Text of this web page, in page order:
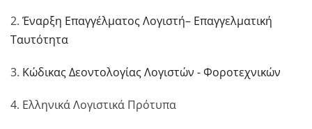
2. Έναρξη Επαγγέλματος Λογιστή– Επαγγελματική
Ταυτότητα
3. Κώδικας Δεοντολογίας Λογιστών - Φοροτεχνικών
4. Eλληνικά Λογιστικά Πρότυπα